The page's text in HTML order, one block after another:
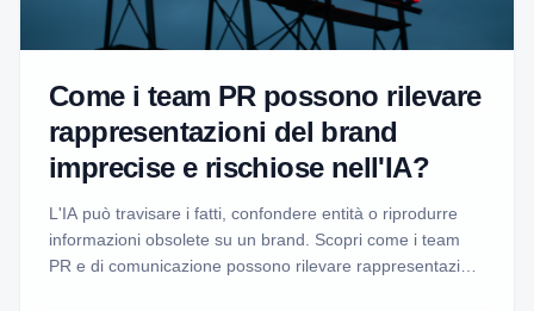
Come i team PR possono rilevare
rappresentazioni del brand
imprecise e rischiose nell'IA?
L'IA può travisare i fatti, confondere entità o riprodurre
informazioni obsolete su un brand. Scopri come i team
PR e di comunicazione possono rilevare rappresentazioni